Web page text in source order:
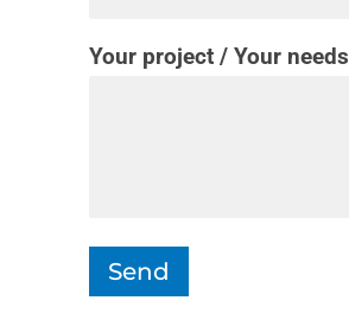
Your project / Your needs
Send